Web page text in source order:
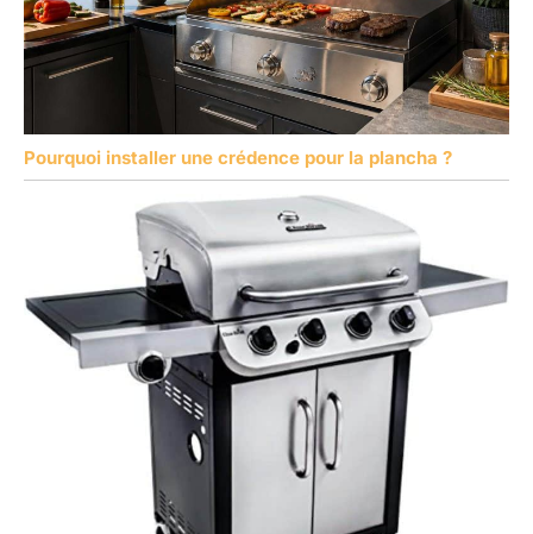
Pourquoi installer une crédence pour la plancha ?